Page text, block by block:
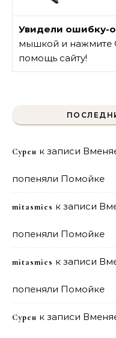
Увидели ошибку-
мышкой и нажмите
помощь сайту!
Сурен к записи
попеняли Помойке
mitasmies к записи
попеняли Помойке
mitasmies к записи
попеняли Помойке
Сурен к записи